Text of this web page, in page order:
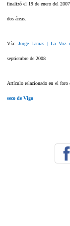
finalizó el 19 de enero del
dos áreas.
Vía: Jorge Lamas | La Voz
septiembre de 2008
Artículo relacionado en el foro
seco de Vigo